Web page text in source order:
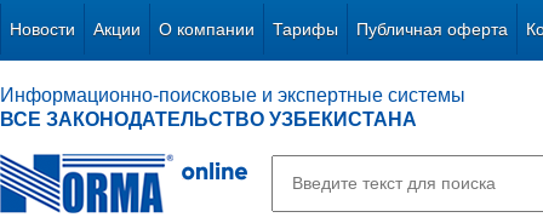
Новости Акции О компании Тарифы Публичная оферта
Информационно-поисковые и экспертные системы
ВСЕ ЗАКОНОДАТЕЛЬСТВО УЗБЕКИСТАНА